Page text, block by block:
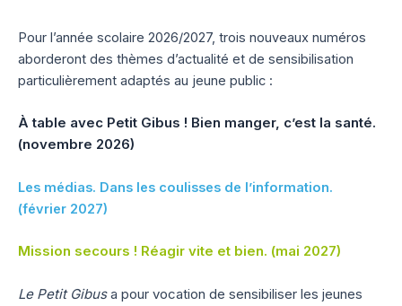
Pour l’année scolaire 2026/2027, trois nouveaux numéros
aborderont des thèmes d’actualité et de sensibilisation
particulièrement adaptés au jeune public :
À table avec Petit Gibus ! Bien manger, c’est la santé.
(novembre 2026)
Les médias. Dans les coulisses de l’information.
(février 2027)
Mission secours ! Réagir vite et bien. (mai 2027)
Le Petit Gibusa pour vocation de sensibiliser les jeunes